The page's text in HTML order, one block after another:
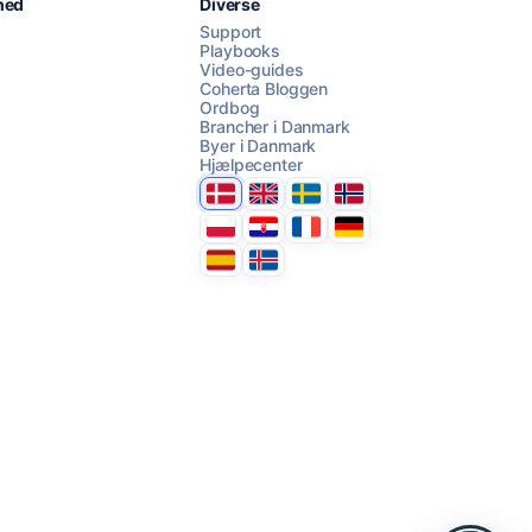
AI Campaign Assist
Diverse
Support
Playbooks
Video-guides
Coherta Bloggen
Ordbog
Brancher i Danmark
Byer i Danmark
Hjælpecenter
DanmarkUnited Kingdom
SverigeNorge
PolskaHrvatskaFranceDeutschland
EspanaÍsland